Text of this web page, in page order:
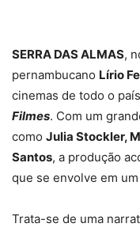
SERRA DAS ALMAS,
pernambucano Lírio
cinemas de todo o
Filmes. Com um
como Julia Stockler,
Santos, a produção
que se envolve em
Trata-se de uma